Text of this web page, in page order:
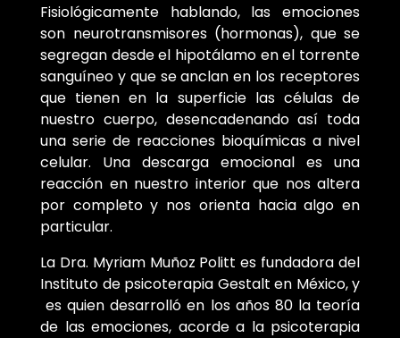
Fisiológicamente hablando, las emociones
son neurotransmisores (hormonas), que se
segregan desde el hipotálamo en el torrente
sanguíneo y que se anclan en los receptores
que tienen en la superficie las células de
nuestro cuerpo, desencadenando así toda
una serie de reacciones bioquímicas a nivel
celular. Una descarga emocional es una
reacción en nuestro interior que nos altera
por completo y nos orienta hacia algo en
particular.
La Dra. Myriam Muñoz Politt es fundadora del
Instituto de psicoterapia Gestalt en México, y
es quien desarrolló en los años 80 la teoría
de las emociones, acorde a la psicoterapia